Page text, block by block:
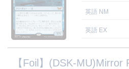
英語 NM
英語 EX
【Foil】(DSK-